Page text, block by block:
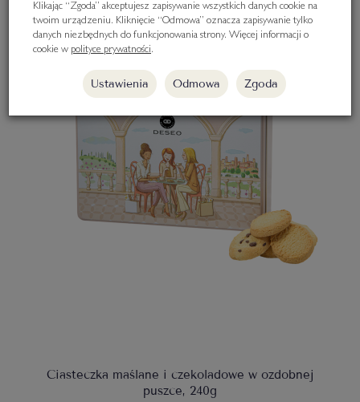
Ciasteczka maślane i czekoladowe w ozdobnej
puszce, 240g
Klikając “Zgoda” akceptujesz zapisywanie wszystkich danych cookie na
twoim urządzeniu. Kliknięcie “Odmowa” oznacza zapisywanie tylko
danych niezbędnych do funkcjonowania strony. Więcej informacji o
cookie w polityce prywatności.
Ustawienia Odmowa Zgoda